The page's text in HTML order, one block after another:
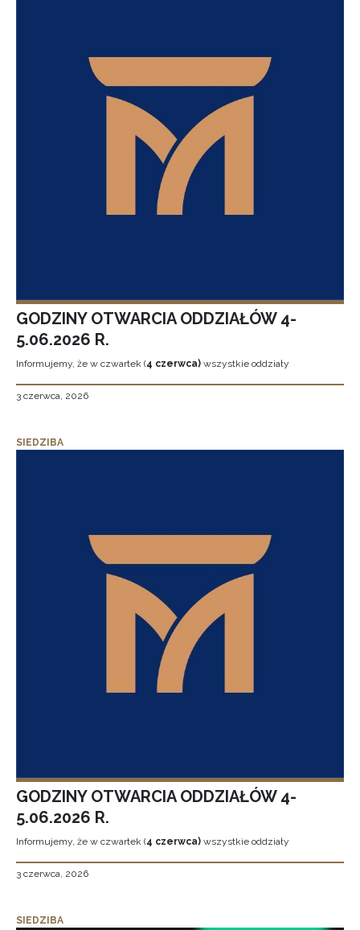
GODZINY OTWARCIA ODDZIAŁÓW 4-
5.06.2026 R.
Informujemy, że w czwartek (4 czerwca) wszystkie oddziały
3 czerwca, 2026
SIEDZIBA
GODZINY OTWARCIA ODDZIAŁÓW 4-
5.06.2026 R.
Informujemy, że w czwartek (4 czerwca) wszystkie oddziały
3 czerwca, 2026
SIEDZIBA